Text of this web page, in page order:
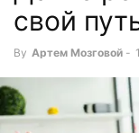
свой
By Артем Мозговой -